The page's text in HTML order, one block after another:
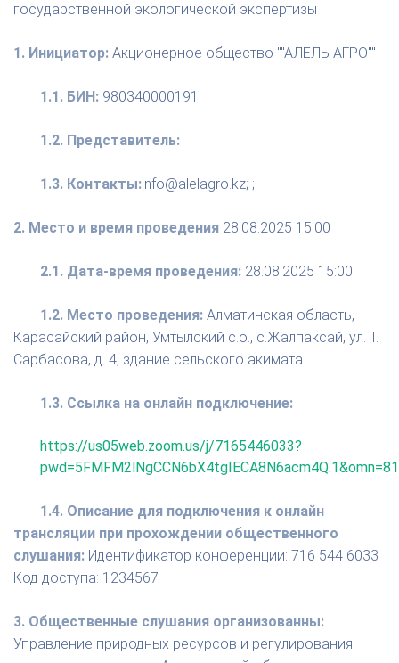
государственной экологической экспертизы
1. Инициатор: Акционерное общество ""АЛЕЛЬ АГРО""
1.1. БИН: 980340000191
1.2. Представитель:
1.3. Контакты:info@alelagro.kz; ;
2. Место и время проведения 28.08.2025 15:00
2.1. Дата-время проведения: 28.08.2025 15:00
1.2. Место проведения: Алматинская область,
Карасайский район, Умтылский с.о., с.Жалпаксай, ул. Т.
Сарбасова, д. 4, здание сельского акимата.
1.3. Ссылка на онлайн подключение:
https://us05web.zoom.us/j/7165446033?
1.4. Описание для подключения к онлайн
трансляции при прохождении общественного
слушания: Идентификатор конференции: 716 544 6033
Код доступа: 1234567
3. Общественные слушания организованны:
Управление природных ресурсов и регулирования